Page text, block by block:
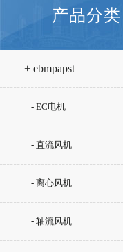
产品分类
+ ebmpapst
- EC电机
- 直流风机
- 离心风机
- 轴流风机